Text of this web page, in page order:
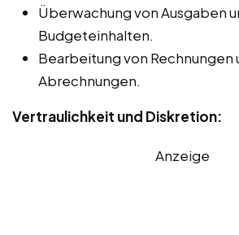
Überwachung von Ausgaben
Budgeteinhalten.
Bearbeitung von Rechnungen
Abrechnungen.
Vertraulichkeit und Diskretion:
Anzeige